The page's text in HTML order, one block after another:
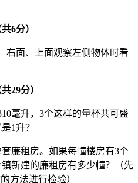
共6分）
右面、上面观察左侧物体时看
共29分）
毫升，3个这样的量杯共可盛
1升？
廉租房。如果每幢楼房有3个
新建的廉租房有多少幢？（先
方法进行检验）